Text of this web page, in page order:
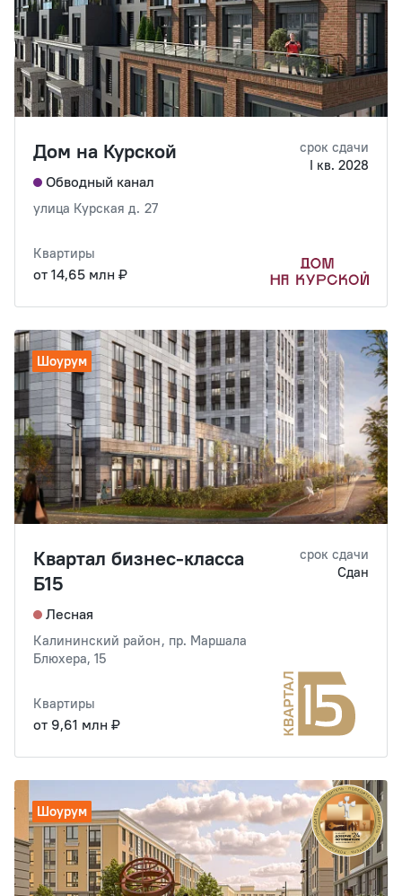
Дом на Курской
Обводный канал
улица Курская д. 27
срок сдачи
I кв. 2028
Квартиры
от 14,65 млн ₽
Шоурум
Квартал бизнес-класса
Б15
Лесная
Калининский район, пр. Маршала
Блюхера, 15
срок сдачи
Сдан
Квартиры
от 9,61 млн ₽
Шоурум